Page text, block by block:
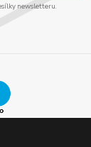
newsletteru.